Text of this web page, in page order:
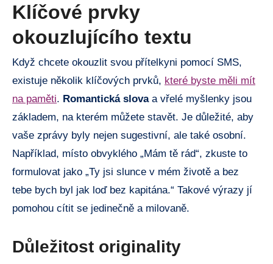
Klíčové prvky
okouzlujícího textu
Když chcete okouzlit svou přítelkyni pomocí SMS,
existuje několik klíčových prvků, které byste měli mít
na paměti. Romantická slovaa vřelé myšlenky jsou
základem, na kterém můžete stavět. Je důležité, aby
vaše zprávy byly nejen sugestivní, ale také osobní.
Například, místo obvyklého „Mám tě rád“, zkuste to
formulovat jako „Ty jsi slunce v mém životě a bez
tebe bych byl jak loď bez kapitána.“ Takové výrazy jí
pomohou cítit se jedinečně a milovaně.
Důležitost originality